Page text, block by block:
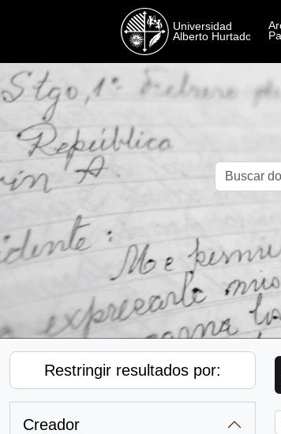
Restringir resultados por:
Creador